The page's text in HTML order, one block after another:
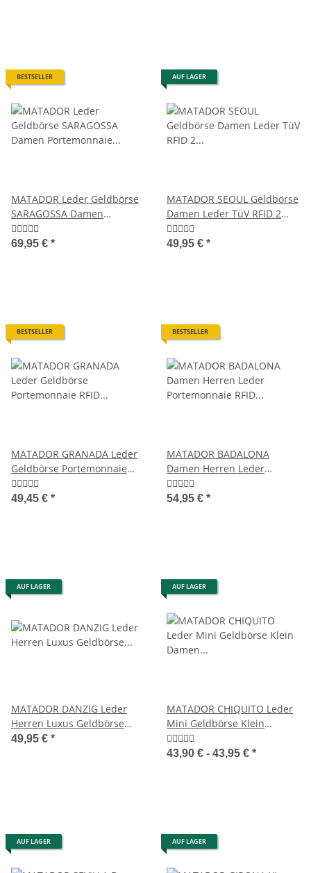
BESTSELLER
MATADOR Leder Geldbörse
SARAGOSSA Damen
Portemonnaie RFID
69,95 € *
AUF LAGER
MATADOR SEOUL Geldbörse
Damen Leder TüV RFID 2
Farben
49,95 € *
BESTSELLER
MATADOR GRANADA Leder
Geldbörse Portemonnaie
RFID TüV
49,45 € *
BESTSELLER
MATADOR BADALONA
Damen Herren Leder
Portemonnaie RFID TüV
54,95 € *
AUF LAGER
MATADOR DANZIG Leder
Herren Luxus Geldbörse
Brieftasche RFID TüV
49,95 € *
AUF LAGER
MATADOR CHIQUITO Leder
Mini Geldbörse Klein
Damen Herren RFID
43,90 € - 43,95 € *
AUF LAGER AUF LAGER